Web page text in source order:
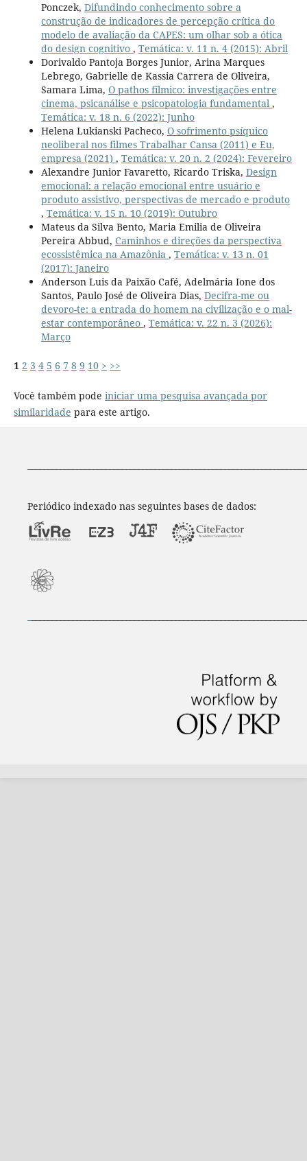
Ponczek, Difundindo conhecimento sobre a
construção de indicadores de percepção crítica do
modelo de avaliação da CAPES: um olhar sob a ótica
do design cognitivo , Temática: v. 11 n. 4 (2015): Abril
Dorivaldo Pantoja Borges Junior, Arina Marques
Lebrego, Gabrielle de Kassia Carrera de Oliveira,
Samara Lima, O pathos fílmico: investigações entre
cinema, psicanálise e psicopatologia fundamental ,
Temática: v. 18 n. 6 (2022): Junho
Helena Lukianski Pacheco, O sofrimento psíquico
neoliberal nos filmes Trabalhar Cansa (2011) e Eu,
empresa (2021) , Temática: v. 20 n. 2 (2024): Fevereiro
Alexandre Junior Favaretto, Ricardo Triska, Design
emocional: a relação emocional entre usuário e
produto assistivo, perspectivas de mercado e produto
, Temática: v. 15 n. 10 (2019): Outubro
Mateus da Silva Bento, Maria Emilia de Oliveira
Pereira Abbud, Caminhos e direções da perspectiva
ecossistêmica na Amazônia , Temática: v. 13 n. 01
(2017): Janeiro
Anderson Luis da Paixão Café, Adelmária Ione dos
Santos, Paulo José de Oliveira Dias, Decifra-me ou
devoro-te: a entrada do homem na civilização e o mal-
estar contemporâneo , Temática: v. 22 n. 3 (2026):
Março
1 2 3 4 5 6 7 8 9 10 > >>
Você também pode iniciar uma pesquisa avançada por
similaridade para este artigo.
Periódico indexado nas seguintes bases de dados: